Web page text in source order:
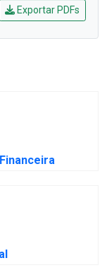
Exportar PDFs